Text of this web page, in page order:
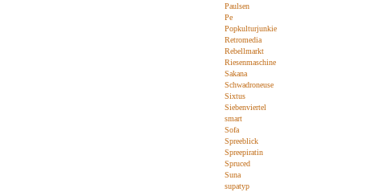
Paulsen
Pe
Popkulturjunkie
Retromedia
Rebellmarkt
Riesenmaschine
Sakana
Schwadroneuse
Sixtus
Siebenviertel
smart
Sofa
Spreeblick
Spreepiratin
Spruced
Suna
supatyp